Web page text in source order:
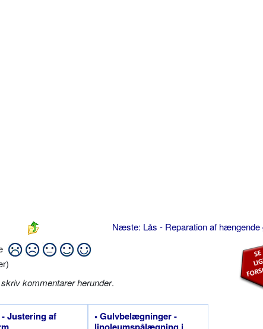
Næste: Lås - Reparation af
kommentarer herunder.
- Justering af
• Gulvbelægninger -